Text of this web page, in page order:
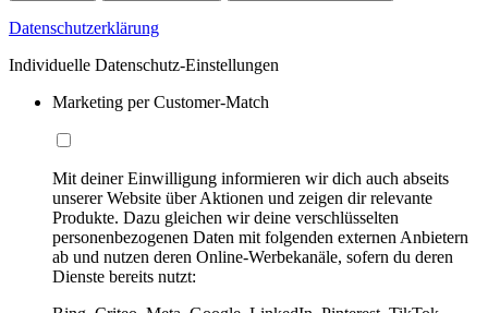
Datenschutzerklärung
Individuelle Datenschutz-Einstellungen
Marketing per Customer-Match
Mit deiner Einwilligung informieren wir dich auch abseits
unserer Website über Aktionen und zeigen dir relevante
Produkte. Dazu gleichen wir deine verschlüsselten
personenbezogenen Daten mit folgenden externen Anbietern
ab und nutzen deren Online-Werbekanäle, sofern du deren
Dienste bereits nutzt: